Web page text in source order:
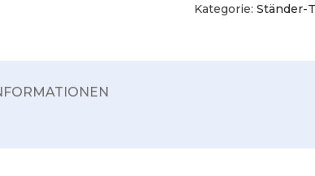
Kategorie: Ständer-